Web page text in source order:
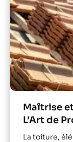
Maîtrise
L’Art de
La toiture,